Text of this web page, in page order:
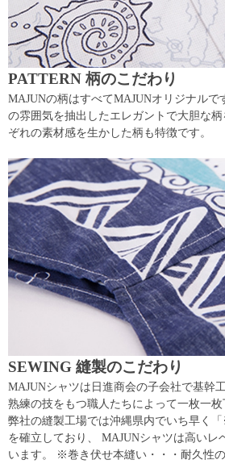
PATTERN 柄のこだわり
MAJUNの柄はすべてMAJUNオリジナルで
の雰囲気を抽出したエレガントで大胆な
ぞれの素材感を生かした柄も特徴です。
SEWING 縫製のこだわり
MAJUNシャツは日進商会の子会社で基幹
熟練の技をもつ職人たちによって一枚一枚
弊社の縫製工場では沖縄県内でいち早く
を確立しており、 MAJUNシャツは高いレ
います。 ※巻き伏せ本縫い・・・耐久性